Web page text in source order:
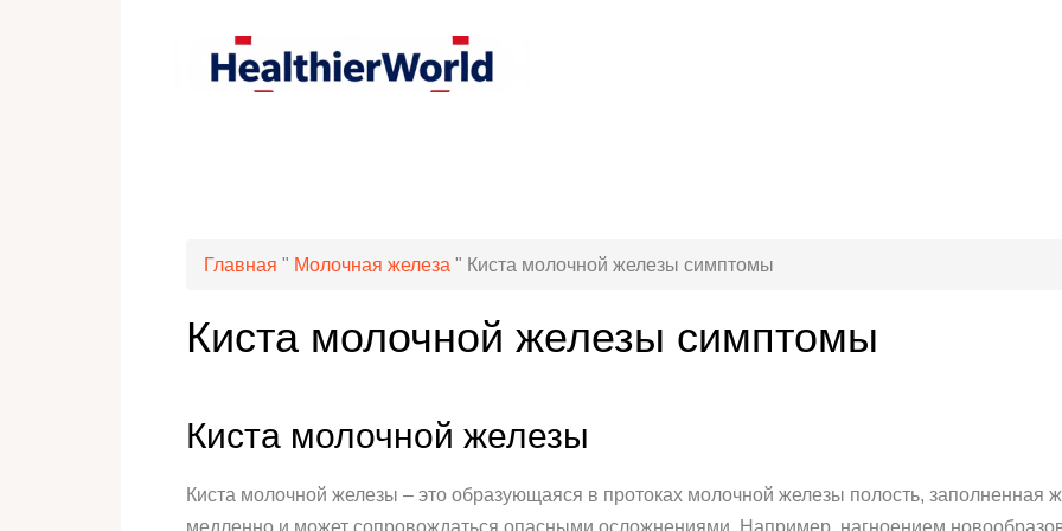
Главная " Молочная железа " Киста молочной железы симптомы
Киста молочной железы симптомы
Киста молочной железы
Киста молочной железы – это образующаяся в протоках молочной железы полость, заполненная
медленно и может сопровождаться опасными осложнениями. Например, нагноением